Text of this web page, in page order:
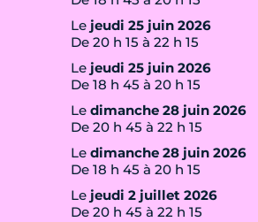
Le jeudi 25 juin 2026
De 20 h 15 à 22 h 15
Le jeudi 25 juin 2026
De 18 h 45 à 20 h 15
Le dimanche 28 juin 2026
De 20 h 45 à 22 h 15
Le dimanche 28 juin 2026
De 18 h 45 à 20 h 15
Le jeudi 2 juillet 2026
De 20 h 45 à 22 h 15